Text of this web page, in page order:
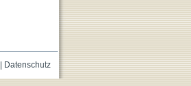
Datenschutz